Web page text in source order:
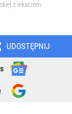
z lekarzem
UDOSTĘPNIJ